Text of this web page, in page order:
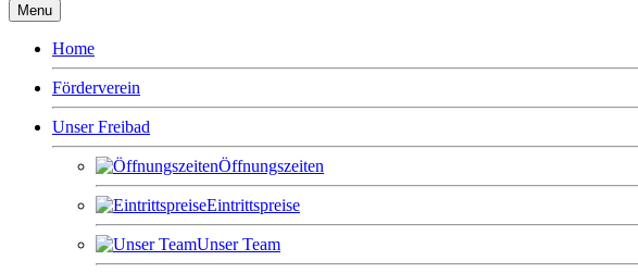
Menu
Home
Förderverein
Unser Freibad
Öffnungszeiten
Eintrittspreise
Unser Team